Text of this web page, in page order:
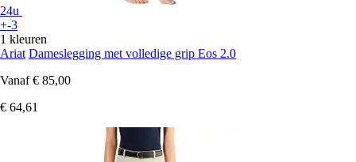
24u
+-3
1 kleuren
Ariat Dameslegging met volledige grip Eos 2.0
Vanaf € 85,00
€ 64,61